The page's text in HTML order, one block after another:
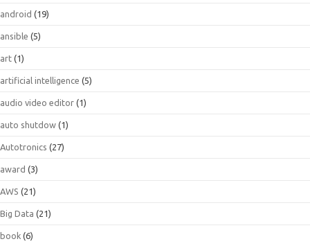
android (19)
ansible (5)
art (1)
artificial intelligence (5)
audio video editor (1)
auto shutdow (1)
Autotronics (27)
award (3)
AWS (21)
Big Data (21)
book (6)